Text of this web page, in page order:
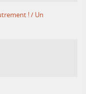
! / Un